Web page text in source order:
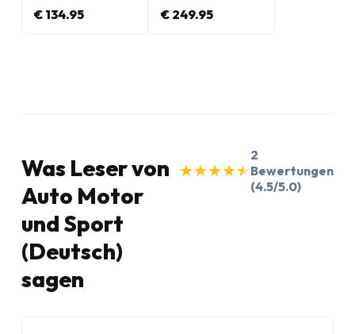
€ 134.95 € 249.95
Was Leser von
Auto Motor
und Sport
(Deutsch)
sagen
★
★★
★★
★★
★★
★
2
Bewertungen
(4.5/5.0)